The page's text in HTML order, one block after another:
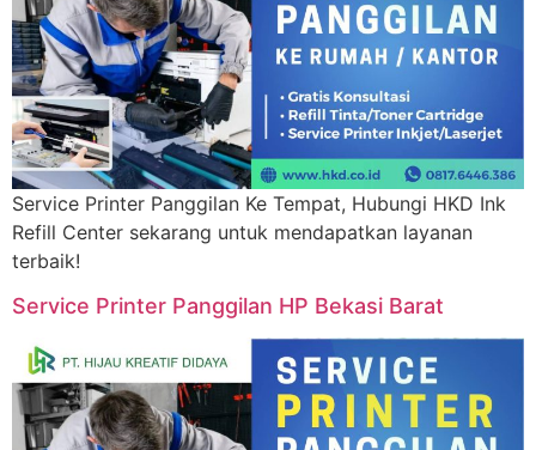
Service Printer Panggilan Ke Tempat, Hubungi HKD Ink
Refill Center sekarang untuk mendapatkan layanan
terbaik!
Service Printer Panggilan HP Bekasi Barat